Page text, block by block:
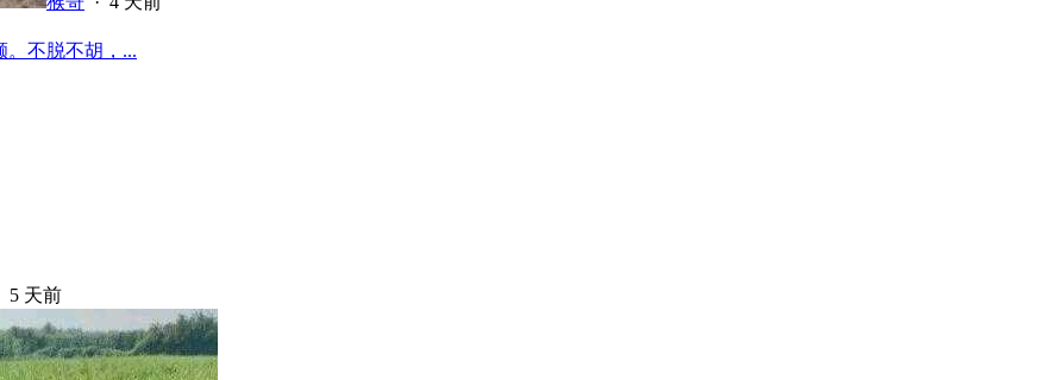
。不脱不胡，...
5 天前